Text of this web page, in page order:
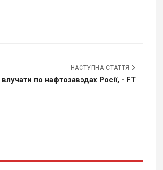
НАСТУПНА СТАТТЯ
по нафтозаводах Росії, - FT